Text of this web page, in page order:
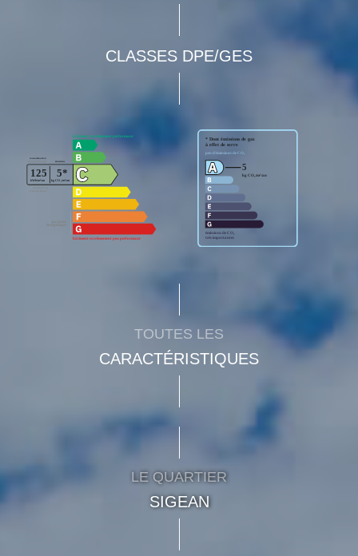
CLASSES DPE/GES
TOUTES LES
CARACTÉRISTIQUES
LE QUARTIER
SIGEAN